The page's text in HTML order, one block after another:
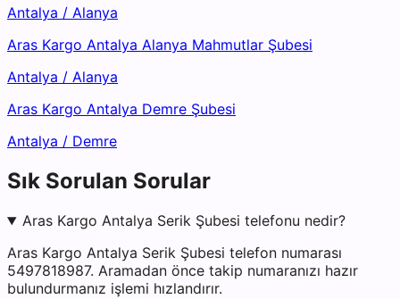
Antalya / Alanya
Aras Kargo Antalya Alanya Mahmutlar Şubesi
Antalya / Alanya
Aras Kargo Antalya Demre Şubesi
Antalya / Demre
Sık Sorulan Sorular
Aras Kargo Antalya Serik Şubesi telefonu nedir?
Aras Kargo Antalya Serik Şubesi telefon numarası
5497818987. Aramadan önce takip numaranızı hazır
bulundurmanız işlemi hızlandırır.